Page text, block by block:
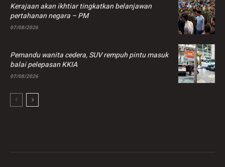
Kerajaan akan ikhtiar tingkatkan belanjawan
pertahanan negara – PM
07/08/2026
Pemandu wanita cedera, SUV rempuh pintu masuk
balai pelepasan KKIA
07/08/2026